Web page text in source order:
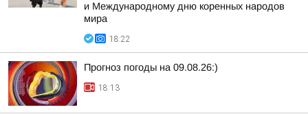
и Международному дню коренных народов
мира
18:22
Прогноз погоды на 09.08.26:)
18:13